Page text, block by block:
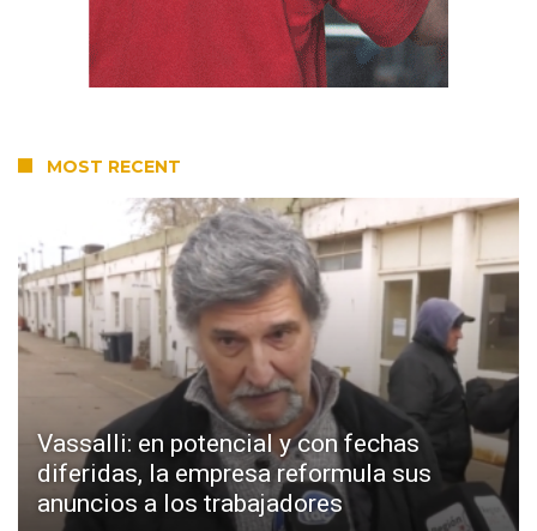
MOST RECENT
Vassalli: en potencial y con fechas
diferidas, la empresa reformula sus
anuncios a los trabajadores